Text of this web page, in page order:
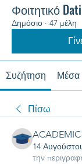
Φοιτητικό
Δημόσιο · 47 μέλη
Συζήτηση Μέσα
Πίσω
ACADEMIC
14
την